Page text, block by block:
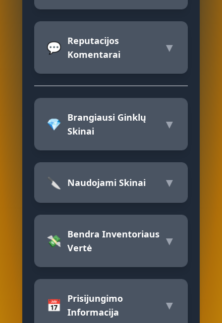
💬 Reputacijos
Komentarai
▼
💎
Brangiausi Ginklų
Skinai
▼
🔪 Naudojami Skinai ▼
💸
Bendra Inventoriaus
Vertė
▼
📅
Prisijungimo
Informacija
▼